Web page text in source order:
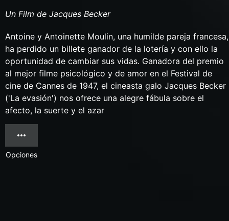
Un Film de Jacques Becker
Antoine y Antoinette Moulin, una humilde pareja francesa,
ha perdido un billete ganador de la lotería y con ello la
oportunidad de cambiar sus vidas. Ganadora del premio
al mejor filme psicológico y de amor en el Festival de
cine de Cannes de 1947, el cineasta galo Jacques Becker
('La evasión') nos ofrece una alegre fábula sobre el
afecto, la suerte y el azar
Opciones